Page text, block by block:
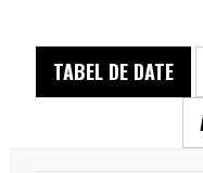
TABEL DE DATE